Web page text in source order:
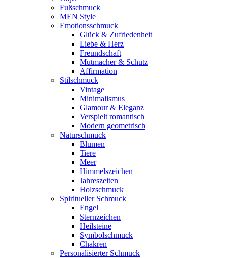
Fußschmuck
MEN Style
Emotionsschmuck
Glück & Zufriedenheit
Liebe & Herz
Freundschaft
Mutmacher & Schutz
Affirmation
Stilschmuck
Vintage
Minimalismus
Glamour & Eleganz
Verspielt romantisch
Modern geometrisch
Naturschmuck
Blumen
Tiere
Meer
Himmelszeichen
Jahreszeiten
Holzschmuck
Spiritueller Schmuck
Engel
Sternzeichen
Heilsteine
Symbolschmuck
Chakren
Personalisierter Schmuck